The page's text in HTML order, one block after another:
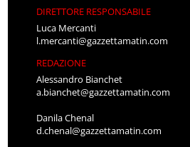
DIRETTORE RESPONSABILE
Luca Mercanti
l.mercanti@gazzettamatin.com
REDAZIONE
Alessandro Bianchet
a.bianchet@gazzettamatin.com
Danila Chenal
d.chenal@gazzettamatin.com